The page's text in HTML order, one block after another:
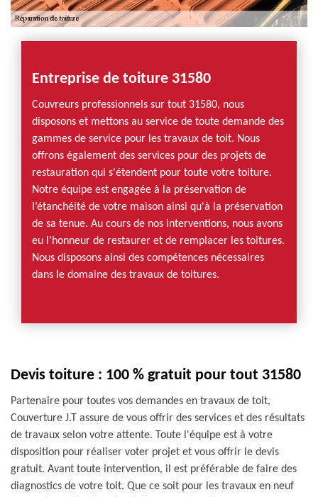
Entreprise de toiture 31580
Couvreurs professionnels sur tout 31580, nous
disposons et mettons au service de toute demande des
gammes de service pour les travaux de toit. Nous
offrons également des services pour des projets de
restauration qui s'étendent pour toute votre toiture.
Notre équipe est engagée à la préservation de
l’étanchéité de votre maison ainsi qu'à la préservation
de sa tenue. Au cours de nos interventions, nous avons
eu l'honneur de restaurer et de remplacer les toitures.
Nous disposons ainsi des compétences nécessaires
dans le domaine des travaux de toitures.
Devis toiture : 100 % gratuit pour tout 31580
Partenaire pour toutes vos demandes en travaux de toit,
Couverture J.T assure de vous offrir des services et des résultats
de travaux selon votre attente. Toute l'équipe est à votre
disposition pour réaliser voter projet et vous offrir le devis
gratuit. Avant toute intervention, il est préférable de faire des
diagnostics de votre toit. Que ce soit pour les travaux en neuf